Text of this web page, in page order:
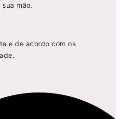
mão.
e de acordo com os
.